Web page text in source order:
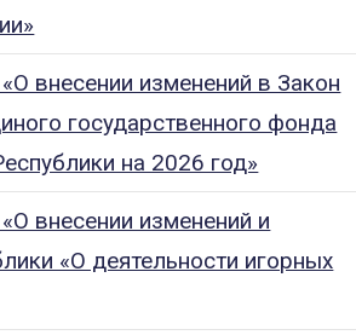
внесении изменений в Закон
государственного фонда
на 2026 год»
внесении изменений и
«О деятельности игорных